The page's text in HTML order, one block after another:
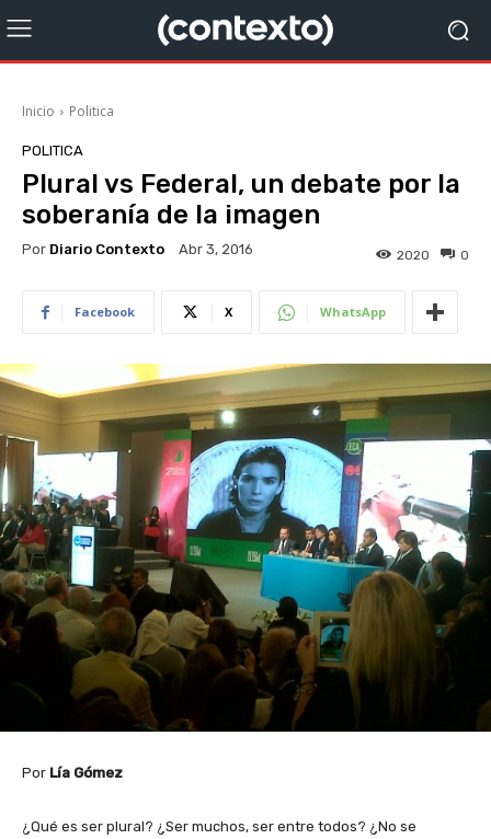
Inicio Politica
POLITICA
Plural vs Federal, un debate por la
soberanía de la imagen
Por Diario Contexto Abr 3, 2016 0
2020
Facebook X WhatsApp
Por Lía Gómez
¿Qué es ser plural? ¿Ser muchos, ser entre todos? ¿No se